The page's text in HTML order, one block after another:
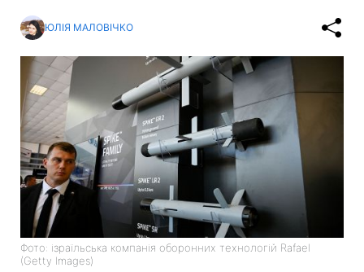
ЮЛІЯ МАЛОВІЧКО
Фото: ізраїльська компанія оборонних технологій Rafael
(Getty Images)